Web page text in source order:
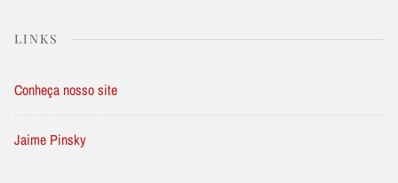
LINKS
Conheça nosso site
Jaime Pinsky